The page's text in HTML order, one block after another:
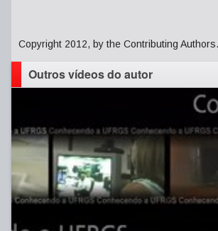
Copyright 2012, by the Contributing
Outros vídeos do autor